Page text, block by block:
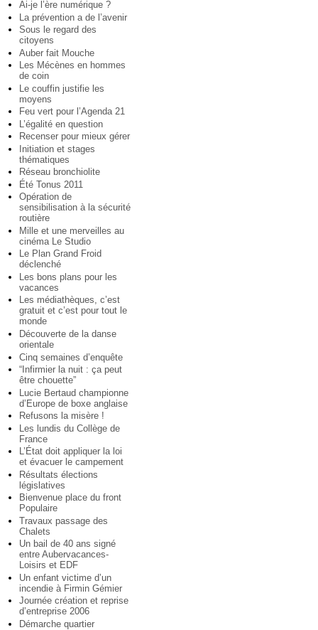
Ai-je l’ère numérique ?
La prévention a de l’avenir
Sous le regard des
citoyens
Auber fait Mouche
Les Mécènes en hommes
de coin
Le couffin justifie les
moyens
Feu vert pour l’Agenda 21
L’égalité en question
Recenser pour mieux gérer
Initiation et stages
thématiques
Réseau bronchiolite
Été Tonus 2011
Opération de
sensibilisation à la sécurité
routière
Mille et une merveilles au
cinéma Le Studio
Le Plan Grand Froid
déclenché
Les bons plans pour les
vacances
Les médiathèques, c’est
gratuit et c’est pour tout le
monde
Découverte de la danse
orientale
Cinq semaines d’enquête
“Infirmier la nuit : ça peut
être chouette”
Lucie Bertaud championne
d’Europe de boxe anglaise
Refusons la misère !
Les lundis du Collège de
France
L’État doit appliquer la loi
et évacuer le campement
Résultats élections
législatives
Bienvenue place du front
Populaire
Travaux passage des
Chalets
Un bail de 40 ans signé
entre Aubervacances-
Loisirs et EDF
Un enfant victime d’un
incendie à Firmin Gémier
Journée création et reprise
d’entreprise 2006
Démarche quartier